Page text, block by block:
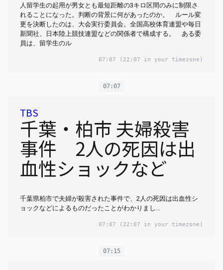
人留学生の起用が男女とも最短距離の3キロ区間のみに制限さ
れることになった。判断の背景に何があったのか。 ルール変
更を決断したのは、大会実行委員会。全国高校体育連盟や毎日
新聞社、日本陸上競技連盟などの関係者で構成する。 ある委
員は、留学生のル
07:07 (22:07 in your timezone)
07:07
TBS
千葉・柏市 夫婦殺害
事件 2人の死因は出
血性ショックなど
千葉県柏市で夫婦が殺害された事件で、2人の死因は出血性シ
ョックなどによるものだったことがわかりまし…
07:07 (22:07 in your timezone)
07:15